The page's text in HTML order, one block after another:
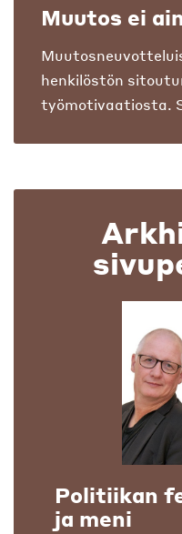
Muutos ei
henkilöstön
työmotivaatiosta.
Politiikan
ja meni